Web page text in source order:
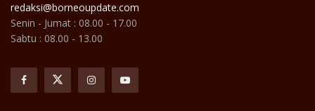
redaksi@borneoupdate.com
Senin - Jumat : 08.00 - 17.00
Sabtu : 08.00 - 13.00